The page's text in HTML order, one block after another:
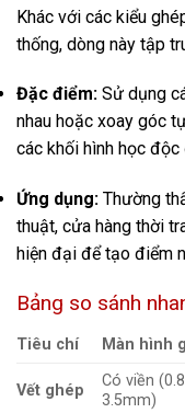
Khác với các kiểu
thống, dòng này tập
Đặc điểm: Sử dụng
nhau hoặc xoay góc
các khối hình học độc
Ứng dụng: Thường
thuật, cửa hàng thời
hiện đại để tạo điểm
Bảng so sánh
Tiêu chí Màn hình
Vết ghép
Có viền
3.5mm)